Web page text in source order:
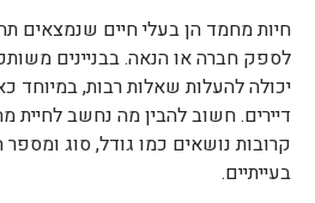
חיות מחמד הן בעלי חיים שנמצאים
לספק חברה או הנאה. בבניינים
יכולה להעלות שאלות רבות, במיוחד
דיירים. חשוב להבין מה נחשב לחיית
קרובות נושאים כמו גודל, סוג ומספר
בעייתיים.